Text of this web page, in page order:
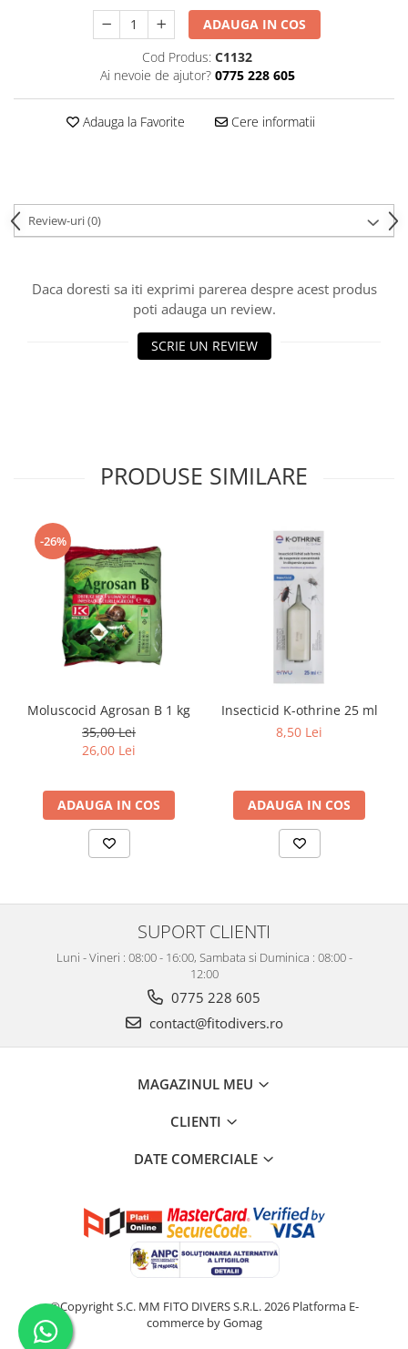
ADAUGA IN COS
Cod Produs: C1132
Ai nevoie de ajutor? 0775 228 605
Adauga la Favorite Cere informatii
Review-uri(0)
Daca doresti sa iti exprimi parerea despre acest produs
poti adauga un review.
SCRIE UN REVIEW
PRODUSE SIMILARE
-26%
Moluscocid Agrosan B 1 kg
35,00 Lei
26,00 Lei
ADAUGA IN COS
Insecticid K-othrine 25 ml
8,50 Lei
ADAUGA IN COS
SUPORT CLIENTI
Luni - Vineri : 08:00 - 16:00, Sambata si Duminica : 08:00 -
12:00
0775 228 605
contact@fitodivers.ro
MAGAZINUL MEU
CLIENTI
DATE COMERCIALE
©Copyright S.C. MM FITO DIVERS S.R.L. 2026 Platforma E-
commerce by Gomag